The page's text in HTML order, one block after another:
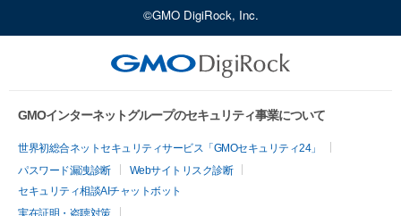
©GMO DigiRock, Inc.
GMOインターネットグループのセキュリティ事業について
世界初総合ネットセキュリティサービス「GMOセキュリティ24」
パスワード漏洩診断
Webサイトリスク診断
セキュリティ相談AIチャットボット
実在証明・盗聴対策